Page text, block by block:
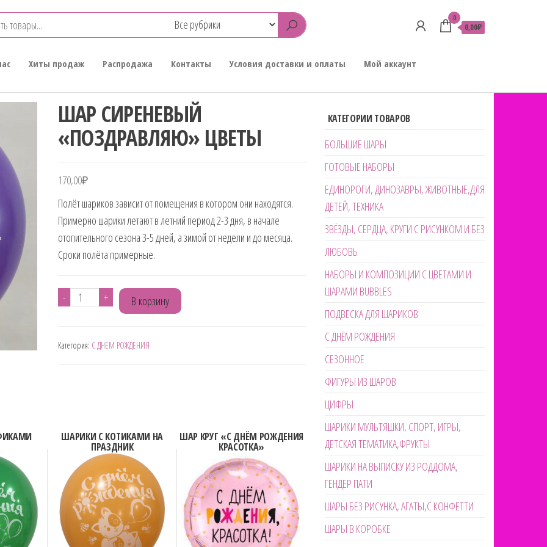
0
0,00₽
Хиты продаж Распродажа Контакты Условия доставки и оплаты
Мой аккаунт
ШАР СИРЕНЕВЫЙ
«ПОЗДРАВЛЯЮ» ЦВЕТЫ
170,00₽
Полёт шариков зависит от помещения в котором они находятся.
Примерно шарики летают в летний период 2-3 дня, в начале
отопительного сезона 3-5 дней, а зимой от недели и до месяца.
Сроки полёта примерные.
-
Количество
СИРЕНЕВЫЙ
+ В корзину
Категория: С ДНЁМ РОЖДЕНИЯ
ШАРИКИ С КОТИКАМИ НА
ПРАЗДНИК
ШАР КРУГ «С ДНЁМ РОЖДЕНИЯ
КРАСОТКА»
КАТЕГОРИИ ТОВАРОВ
БОЛЬШИЕ ШАРЫ
ГОТОВЫЕ НАБОРЫ
ЕДИНОРОГИ, ДИНОЗАВРЫ, ЖИВОТНЫЕ,ДЛЯ
ДЕТЕЙ, ТЕХНИКА
ЗВЁЗДЫ, СЕРДЦА, КРУГИ С РИСУНКОМ И БЕЗ
ЛЮБОВЬ
НАБОРЫ И КОМПОЗИЦИИ С ЦВЕТАМИ И
ШАРАМИ BUBBLES
ПОДВЕСКА ДЛЯ ШАРИКОВ
С ДНЁМ РОЖДЕНИЯ
СЕЗОННОЕ
ФИГУРЫ ИЗ ШАРОВ
ЦИФРЫ
ШАРИКИ МУЛЬТЯШКИ, СПОРТ, ИГРЫ,
ДЕТСКАЯ ТЕМАТИКА,ФРУКТЫ
ШАРИКИ НА ВЫПИСКУ ИЗ РОДДОМА,
ГЕНДЕР ПАТИ
ШАРЫ БЕЗ РИСУНКА, АГАТЫ,С КОНФЕТТИ
ШАРЫ В КОРОБКЕ